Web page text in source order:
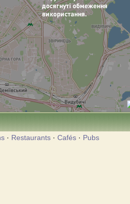
· Restaurants · Cafés · Pubs